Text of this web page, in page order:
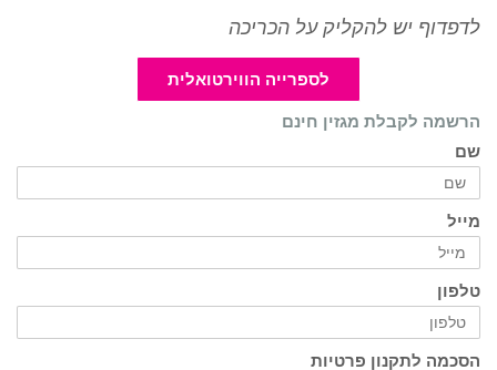
לדפדוף יש להקליק על הכריכה
לספרייה הווירטואלית
הרשמה לקבלת מגזין חינם
שם
מייל
טלפון
הסכמה לתקנון פרטיות